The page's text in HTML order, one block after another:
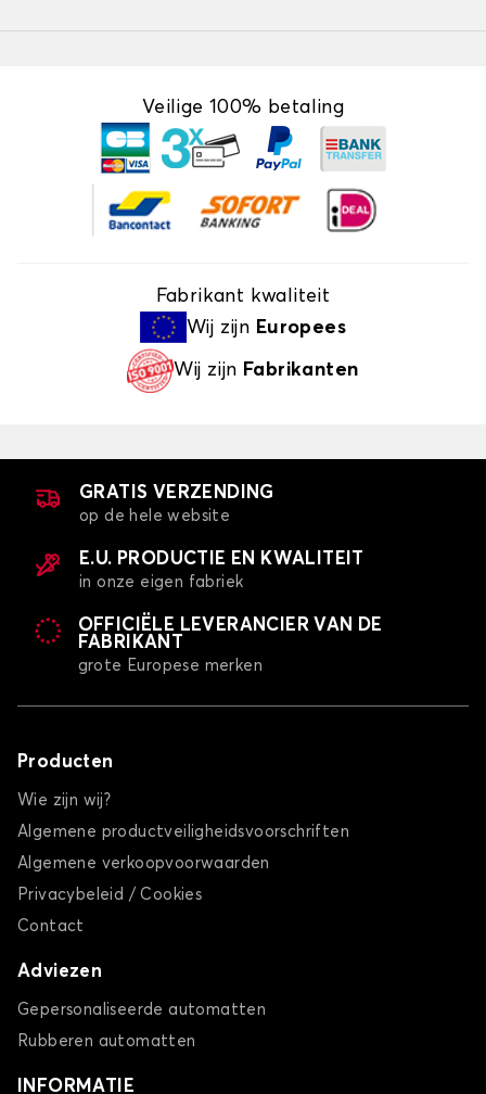
Veilige 100% betaling
Fabrikant kwaliteit
Wij zijn Europees
Wij zijn Fabrikanten
GRATIS VERZENDING
op de hele website
E.U. PRODUCTIE EN KWALITEIT
in onze eigen fabriek
OFFICIËLE LEVERANCIER VAN DE
FABRIKANT
grote Europese merken
Producten
Wie zijn wij?
Algemene productveiligheidsvoorschriften
Algemene verkoopvoorwaarden
Privacybeleid / Cookies
Contact
Adviezen
Gepersonaliseerde automatten
Rubberen automatten
INFORMATIE